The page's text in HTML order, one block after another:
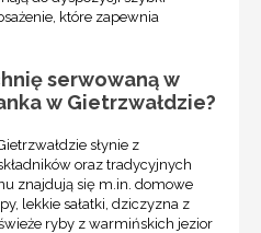
które zapewnia
serwowaną w
w Gietrzwałdzie?
słynie z
oraz tradycyjnych
znajdują się m.in. domowe
lekkie sałatki, dziczyzna z
ryby z warmińskich jezior